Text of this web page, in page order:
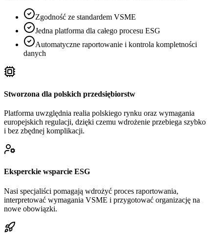
Zgodność ze standardem VSME
Jedna platforma dla całego procesu ESG
Automatyczne raportowanie i kontrola kompletności
danych
Stworzona dla polskich przedsiębiorstw
Platforma uwzględnia realia polskiego rynku oraz wymagania
europejskich regulacji, dzięki czemu wdrożenie przebiega szybko
i bez zbędnej komplikacji.
Eksperckie wsparcie ESG
Nasi specjaliści pomagają wdrożyć proces raportowania,
interpretować wymagania VSME i przygotować organizację na
nowe obowiązki.